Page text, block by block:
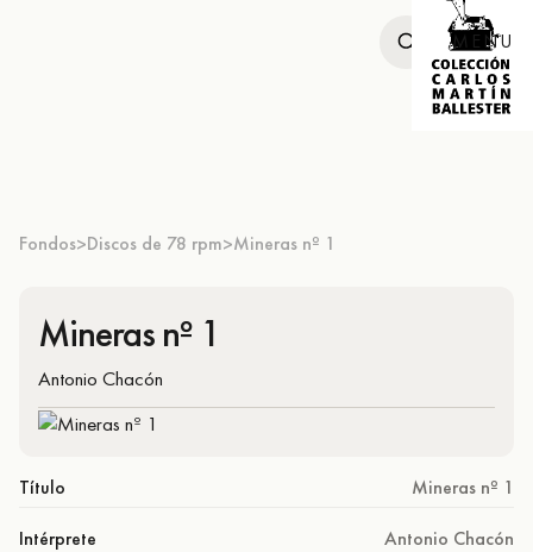
MENU
Fondos>Discos de 78 rpm>Mineras nº 1
Mineras nº 1
Antonio Chacón
Título Mineras nº 1
Intérprete Antonio Chacón